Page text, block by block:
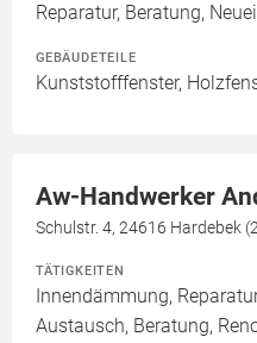
Reparatur, Beratung,
GEBÄUDETEILE
Kunststofffenster,
Aw-Handwerker
Schulstr. 4, 24616 Hardebek
TÄTIGKEITEN
Innendämmung,
Austausch, Beratung,